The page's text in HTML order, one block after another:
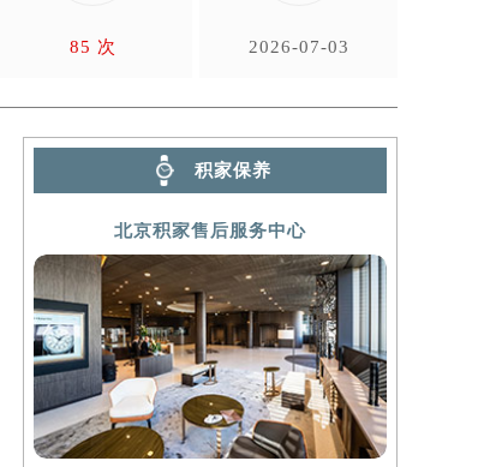
85 次 2026-07-03
积家保养
北京积家售后服务中心